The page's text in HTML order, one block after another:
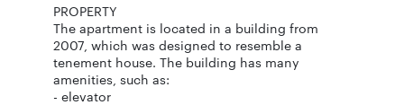
PROPERTY
The apartment is located in a building from
2007, which was designed to resemble a
tenement house. The building has many
amenities, such as:
- elevator